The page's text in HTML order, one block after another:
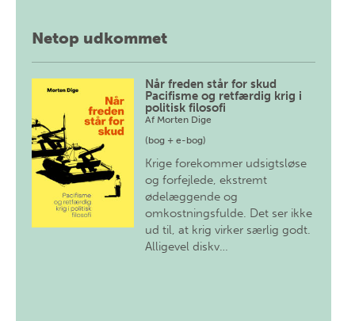
Netop udkommet
Når freden står for skud
Pacifisme og retfærdig krig i
politisk filosofi
Af Morten Dige
(bog + e-bog)
Krige forekommer udsigtsløse
og forfejlede, ekstremt
ødelæggende og
omkostningsfulde. Det ser ikke
ud til, at krig virker særlig godt.
Alligevel diskv…